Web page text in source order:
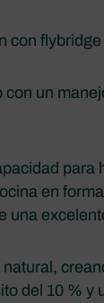
con
un
para
en
una
del 10 % y